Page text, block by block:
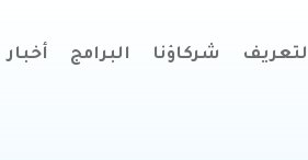
شركاؤنا البرامج أخبار